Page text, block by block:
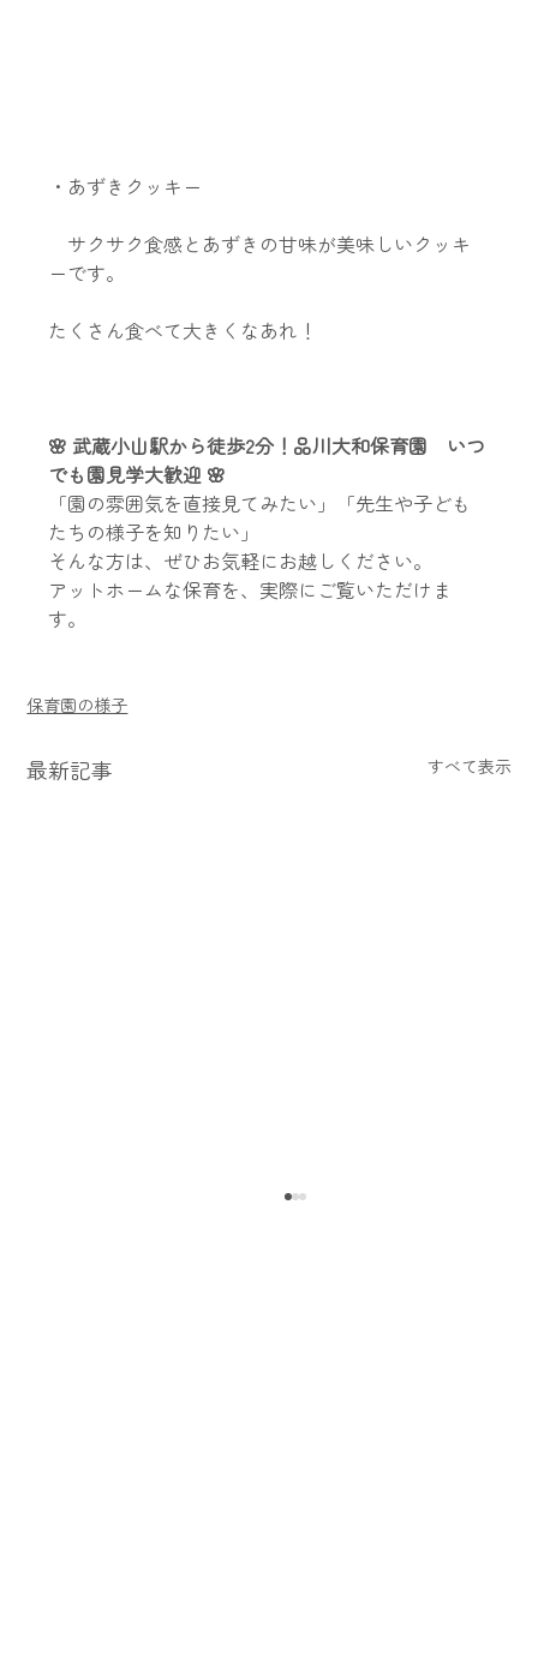
・あずきクッキー
サクサク食感とあずきの甘味が美味しいクッキ
ーです。
たくさん食べて大きくなあれ！
🌸 武蔵小山駅から徒歩2分！品川大和保育園　いつ
でも園見学大歓迎 🌸
「園の雰囲気を直接見てみたい」「先生や子ども
たちの様子を知りたい」
そんな方は、ぜひお気軽にお越しください。
アットホームな保育を、実際にご覧いただけま
す。
保育園の様子
最新記事 すべて表示